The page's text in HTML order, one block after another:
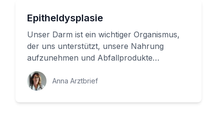
Epitheldysplasie
Unser Darm ist ein wichtiger Organismus,
der uns unterstützt, unsere Nahrung
aufzunehmen und Abfallprodukte
auszuscheiden. Aber wie funktioniert er
ge...
Anna Arztbrief